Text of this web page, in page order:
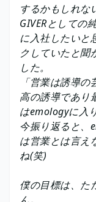
するかもしれな
GIVERとしての
に入社したいと
クしていたと聞
した。
「営業は誘導
高の誘導であり
はemologyに入
今振り返ると、
は営業とは言え
ね(笑)
僕の目標は、た
ん。